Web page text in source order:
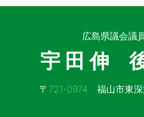
広島県議会議
宇 田 伸
〒721-0974 福山市東